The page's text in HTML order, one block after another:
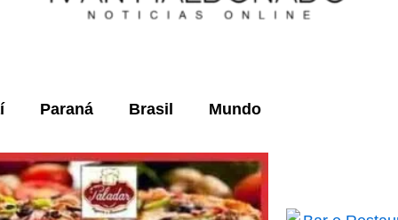
Paraná Brasil Mundo